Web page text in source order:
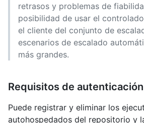
retrasos y problemas de
posibilidad de usar el
el cliente del conjunto de
escenarios de escalado
más grandes.
Requisitos de autenticación
Puede registrar y eliminar los
autohospedados del repositorio y